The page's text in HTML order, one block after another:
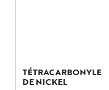
TÉTRACARBONYLE
DE NICKEL